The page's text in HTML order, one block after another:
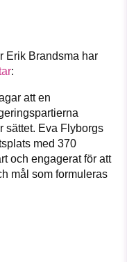
Erik Brandsma har
:
att en
sättet. Eva Flyborgs
med 370
och engagerat för att
mål som formuleras